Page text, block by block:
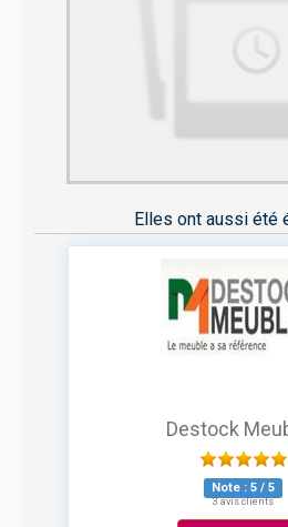
Elles ont aussi été
Destock
Note : 5 / 5
3 avis clients